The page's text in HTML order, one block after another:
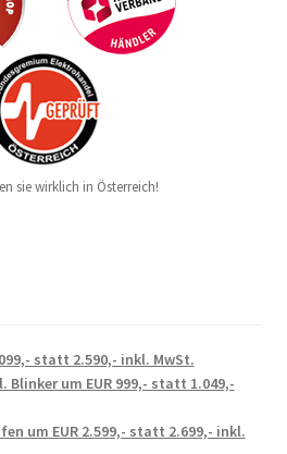
sie wirklich in Österreich!
statt 2.590,- inkl. MwSt.
Blinker um EUR 999,- statt 1.049,-
um EUR 2.599,- statt 2.699,- inkl.